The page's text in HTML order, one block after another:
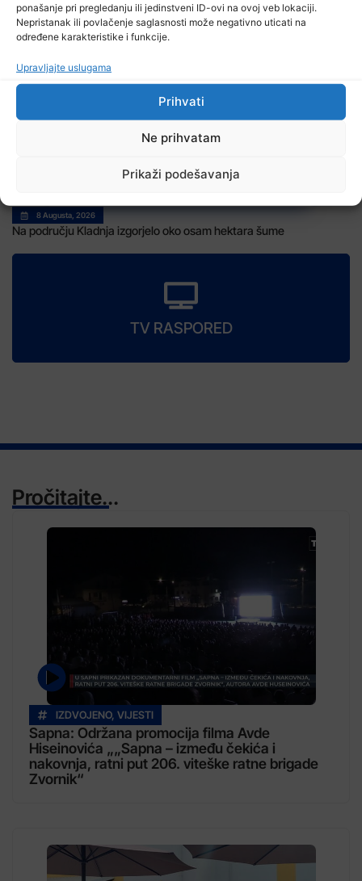
ponašanje pri pregledanju ili jedinstveni ID-ovi na ovoj veb lokaciji.
Nepristanak ili povlačenje saglasnosti može negativno uticati na
određene karakteristike i funkcije.
Upravljajte uslugama
Prihvati
Ne prihvatam
Prikaži podešavanja
Vrijeme: Narednih dana do 40 stepeni
8 Augusta, 2026
Na području Kladnja izgorjelo oko osam hektara šume
TV RASPORED
Pročitajte...
IZDVOJENO, VIJESTI
Sapna: Održana promocija filma Avde
Hiseinovića „„Sapna – između čekića i
nakovnja, ratni put 206. viteške ratne brigade
Zvornik“